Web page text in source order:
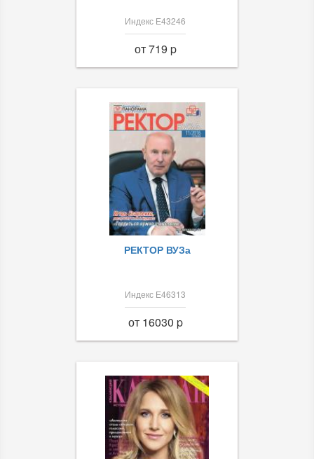
Индекс Е43246
от 719 p
РЕКТОР ВУЗа
Индекс Е46313
от 16030 p